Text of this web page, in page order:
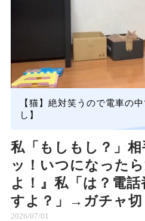
【猫】絶対笑うので電車の
し】
私「もしもし？」
ッ！いつになった
よ！』私「は？電話
すよ？」→ガチャ切
2026/07/01